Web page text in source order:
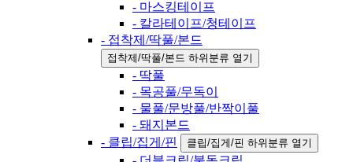
- 마스킹테이프
- 칼라테이프/청테이프
- 접착제/딱풀/본드
접착제/딱풀/본드 하위분류 열기
- 딱풀
- 목공풀/무독이
- 물풀/문방풀/반짝이풀
- 돼지본드
- 클립/집게/핀
클립/집게/핀 하위분류 열기